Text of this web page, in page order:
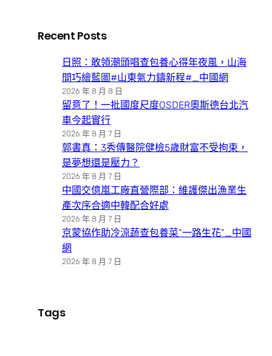
Recent Posts
日照：敢領潮頭唱查包養心得年夜風，山海
間巧繪藍圖#山東氣力鑄新程#_中國網
2026 年 8 月 8 日
留意了！一批國度尺度OSDER奧斯德台北汽
車今起實行
2026 年 8 月 7 日
郭書真：3秀傳醫院健檢5歲財富不受拘束，
是夢想還是壓力？
2026 年 8 月 7 日
中國交億嵐工廠直營際部：維護傑出漁業生
產次序合適中韓配合好處
2026 年 8 月 7 日
京蒙協作助冷涼蔬查包養菜“一路生花”_中國
網
2026 年 8 月 7 日
Tags